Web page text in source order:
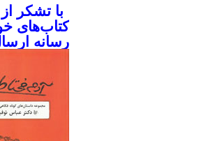
با تشکر
کتاب‌های
رسانه